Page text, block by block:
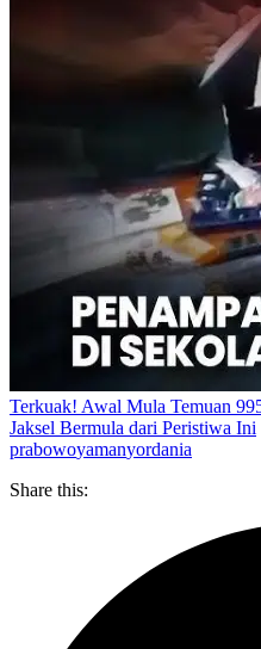
Terkuak! Awal Mula Temuan
Jaksel Bermula dari Peristiwa Ini
prabowoyamanyordania
Share this: